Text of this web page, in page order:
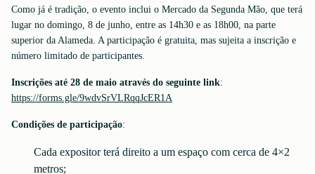
Como já é tradição, o evento inclui o Mercado da Segunda Mão, que terá
lugar no domingo, 8 de junho, entre as 14h30 e as 18h00, na parte
superior da Alameda. A participação é gratuita, mas sujeita a inscrição e
número limitado de participantes.
Inscrições até 28 de maio através do seguinte link:
https://forms.gle/9wdvSrVLRqqJcER1A
Condições de participação:
Cada expositor terá direito a um espaço com cerca de 4×2
metros;